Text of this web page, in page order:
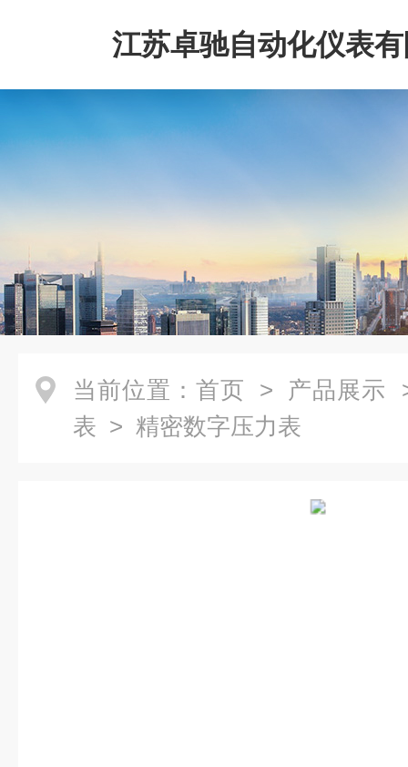
江苏卓驰自动化仪表
当前位置： 首页 > 产品展示
表 > 精密数字压力表